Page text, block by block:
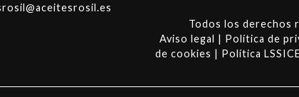
Todos los derechos
Aviso legal | Política de
de cookies | Política LSSICE